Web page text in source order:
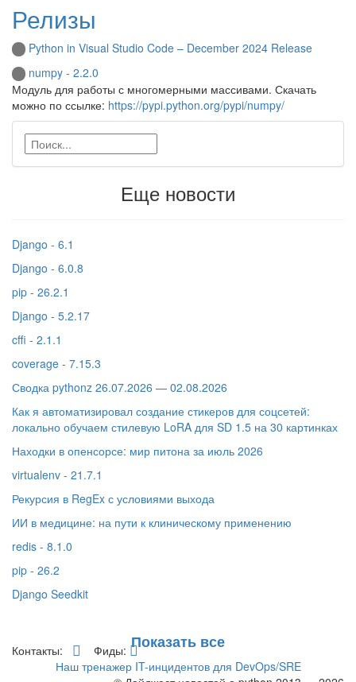
Релизы
Python in Visual Studio Code – December 2024 Release
numpy - 2.2.0
Модуль для работы с многомерными массивами. Скачать
можно по ссылке: https://pypi.python.org/pypi/numpy/
Еще новости
Django - 6.1
Django - 6.0.8
pip - 26.2.1
Django - 5.2.17
cffi - 2.1.1
coverage - 7.15.3
Сводка pythonz 26.07.2026 — 02.08.2026
Как я автоматизировал создание стикеров для соцсетей:
локально обучаем стилевую LoRA для SD 1.5 на 30 картинках
Находки в опенсорсе: мир питона за июль 2026
virtualenv - 21.7.1
Рекурсия в RegEx с условиями выхода
ИИ в медицине: на пути к клиническому применению
redis - 8.1.0
pip - 26.2
Django Seedkit
Показать все
Контакты:
Фиды:
Наш тренажер IT-инцидентов для DevOps/SRE